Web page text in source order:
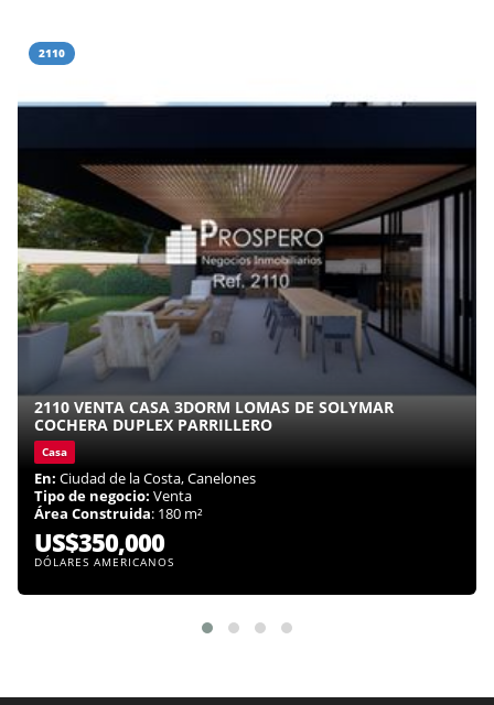
2110
2110 VENTA CASA 3DORM LOMAS DE SOLYMAR
COCHERA DUPLEX PARRILLERO
Casa
En: Ciudad de la Costa, Canelones
Tipo de negocio: Venta
Área Construida: 180 m²
US$350,000
DÓLARES AMERICANOS